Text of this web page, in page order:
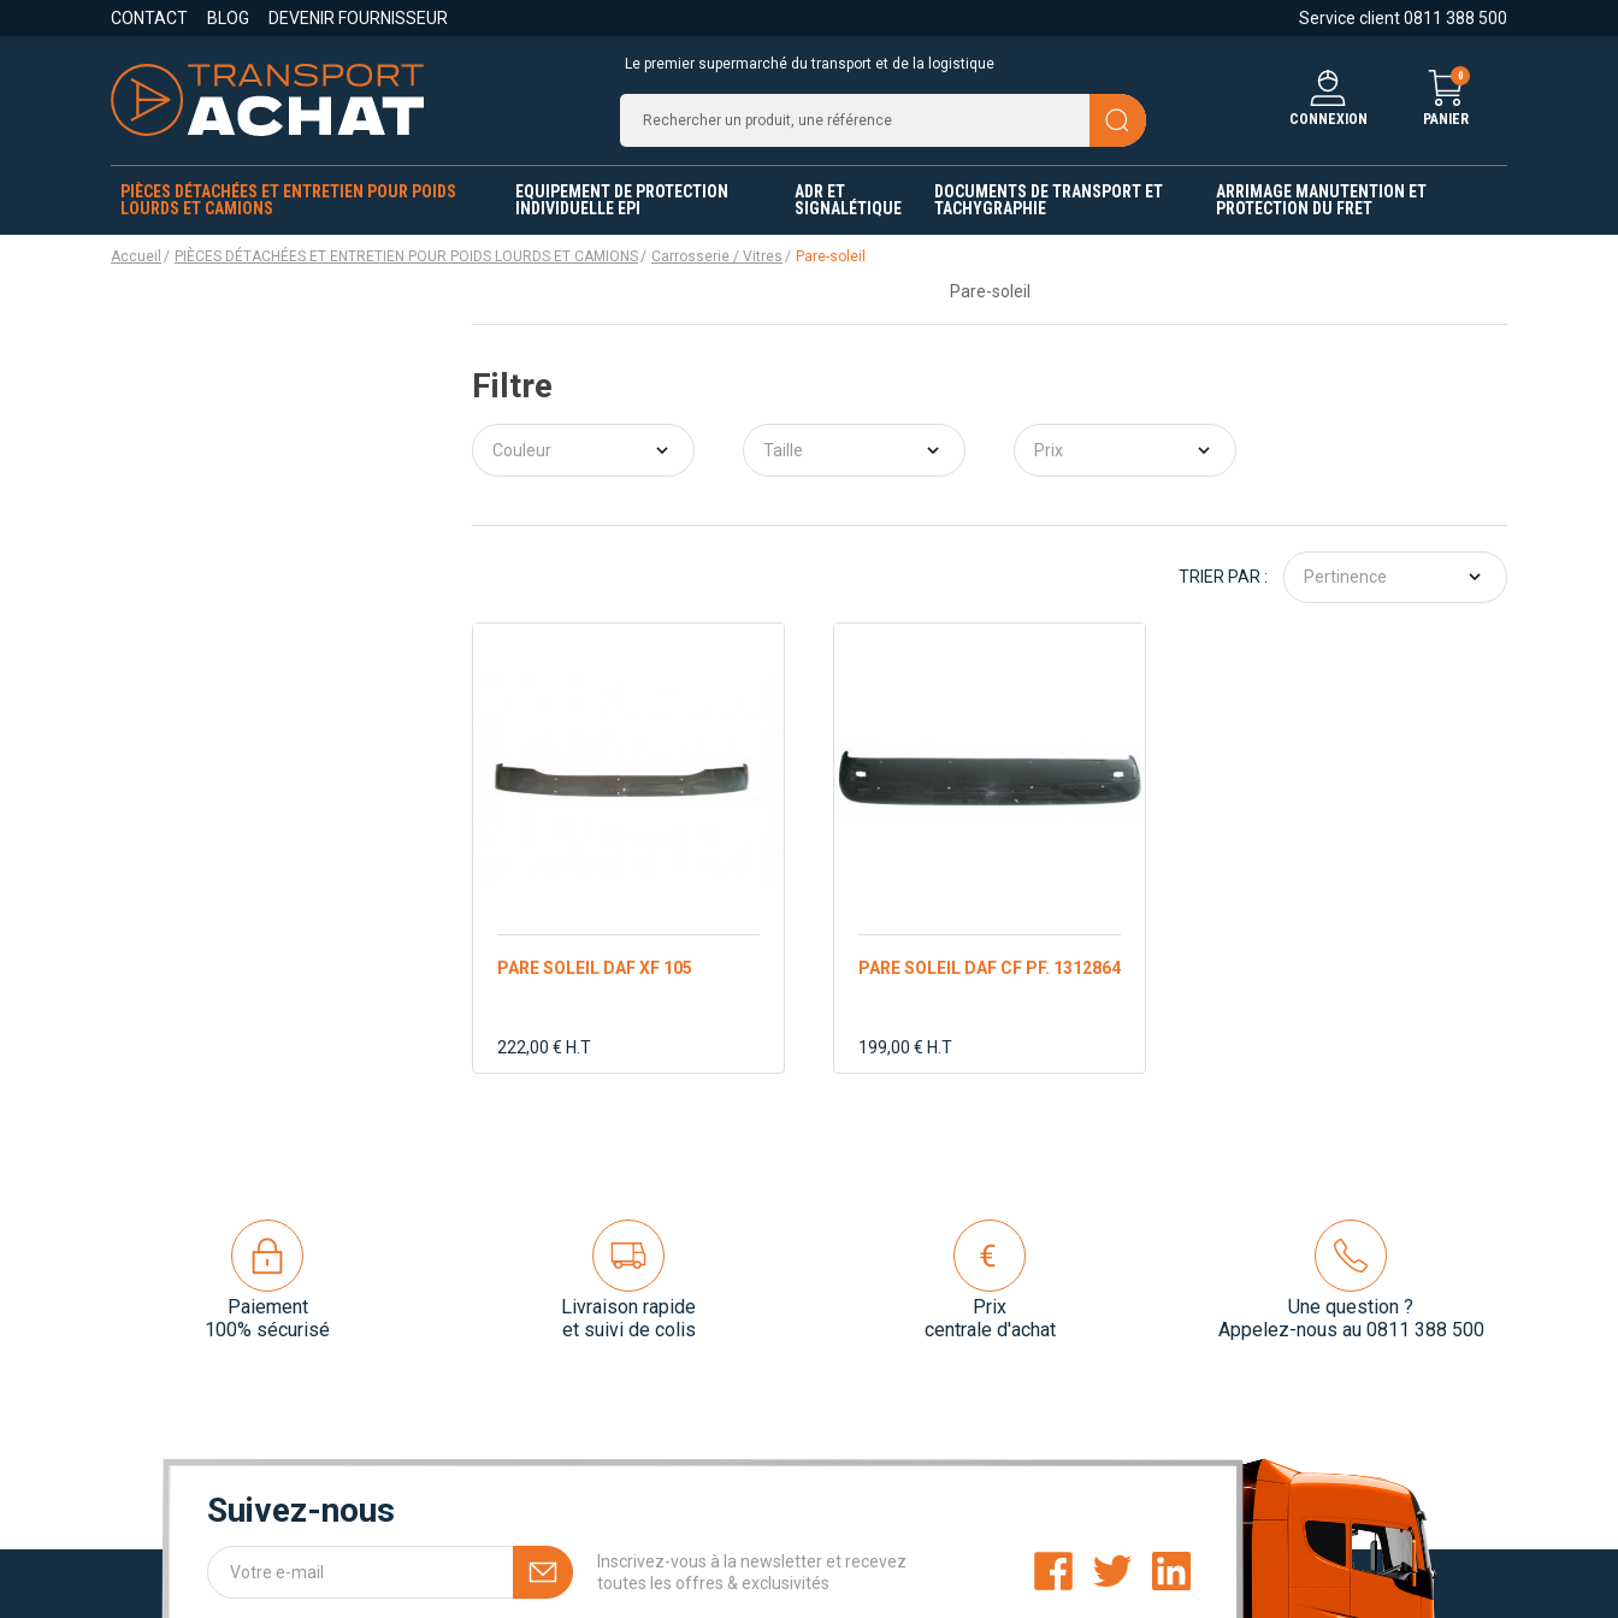
CONTACT BLOG DEVENIR FOURNISSEUR Service client 0811 388 500
Le premier supermarché du transport et de la logistique
CONNEXION PANIER
0
PIÈCES DÉTACHÉES ET ENTRETIEN POUR POIDS
LOURDS ET CAMIONS
EQUIPEMENT DE PROTECTION
INDIVIDUELLE EPI
ADR ET
SIGNALÉTIQUE
DOCUMENTS DE TRANSPORT ET
TACHYGRAPHIE
ARRIMAGE MANUTENTION ET
PROTECTION DU FRET
Accueil PIÈCES DÉTACHÉES ET ENTRETIEN POUR POIDS LOURDS ET CAMIONS Carrosserie / Vitres Pare-soleil
Pare-soleil
Filtre
Couleur Taille Prix
TRIER PAR : Pertinence
PARE SOLEIL DAF XF 105
222,00 € H.T
PARE SOLEIL DAF CF PF. 1312864
199,00 € H.T
Paiement
100% sécurisé
Livraison rapide
et suivi de colis
Prix
centrale d'achat
Une question ?
Appelez-nous au 0811 388 500
Suivez-nous
Inscrivez-vous à la newsletter et recevez
toutes les offres & exclusivités